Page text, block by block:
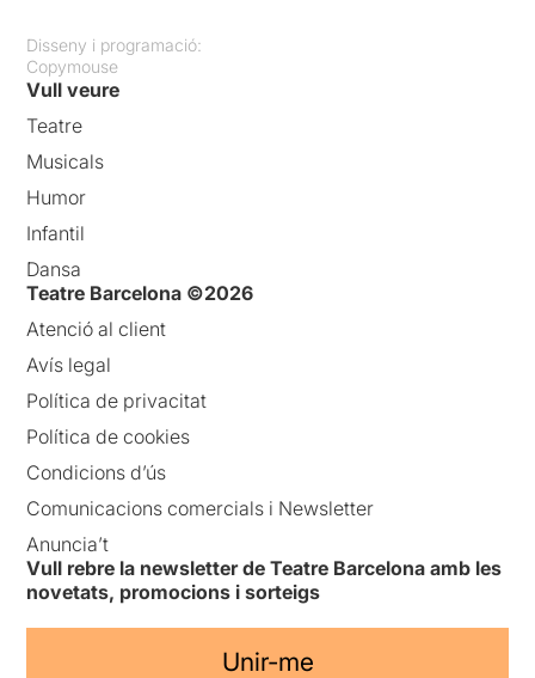
Disseny i programació:
Copymouse
Vull veure
Teatre
Musicals
Humor
Infantil
Dansa
Teatre Barcelona ©2026
Atenció al client
Avís legal
Política de privacitat
Política de cookies
Condicions d’ús
Comunicacions comercials i Newsletter
Anuncia’t
Vull rebre la newsletter de Teatre Barcelona amb les
novetats, promocions i sorteigs
Unir-me